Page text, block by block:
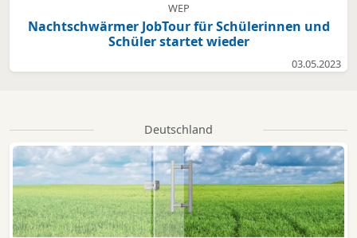
WEP
Nachtschwärmer JobTour für Schülerinnen und
Schüler startet wieder
03.05.2023
Deutschland